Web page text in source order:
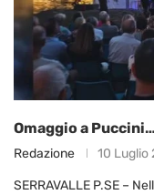
Omaggio a
Redazione 10 Luglio
SERRAVALLE P.SE –